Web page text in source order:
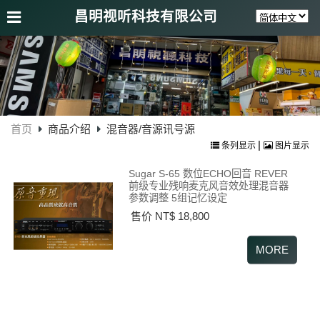
昌明视听科技有限公司
首页 商品介绍 混音器/音源讯号源
条列显示 | 图片显示
Sugar S-65 数位ECHO回音 REVER
前级专业残响麦克风音效处理混音器
参数调整 5组记忆设定
售价 NT$ 18,800